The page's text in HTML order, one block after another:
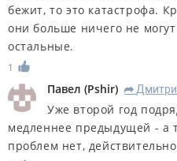
бежит, то это катастрофа.
они больше ничего не
остальные.
1
Павел (Pshir) R
Уже второй год
медленнее предыдущей - а
проблем нет,